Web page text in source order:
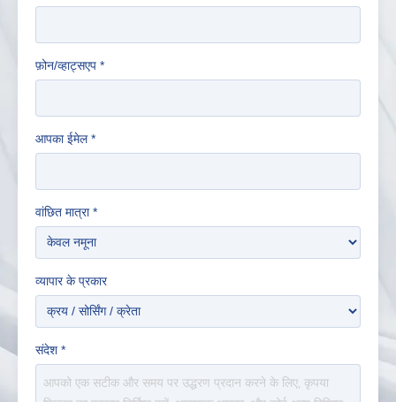
फ़ोन/व्हाट्सएप *
आपका ईमेल *
वांछित मात्रा *
व्यापार के प्रकार
संदेश *